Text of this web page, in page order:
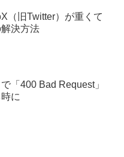
（旧Twitter）が重くて
決方法
「400 Bad Request」
に